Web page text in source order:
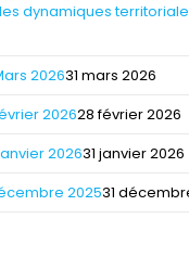
dynamiques
202631 mars 2026
202628 février 2026
202631 janvier 2026
202531